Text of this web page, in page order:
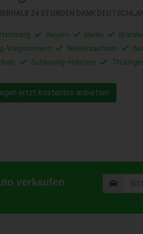
Bayern Berlin
Vorpommern
Niedersachsen
Schleswig-Holstein
jetzt kostenlos anbieten!
verkaufen